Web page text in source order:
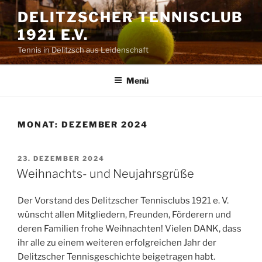
Zum
Inhalt
springen
DELITZSCHER TENNISCLUB
1921 E.V.
Tennis in Delitzsch aus Leidenschaft
Menü
MONAT: DEZEMBER 2024
VERÖFFENTLICHT
AM
23. DEZEMBER 2024
Weihnachts- und Neujahrsgrüße
Der Vorstand des Delitzscher Tennisclubs 1921 e. V.
wünscht allen Mitgliedern, Freunden, Förderern und
deren Familien frohe Weihnachten! Vielen DANK, dass
ihr alle zu einem weiteren erfolgreichen Jahr der
Delitzscher Tennisgeschichte beigetragen habt.